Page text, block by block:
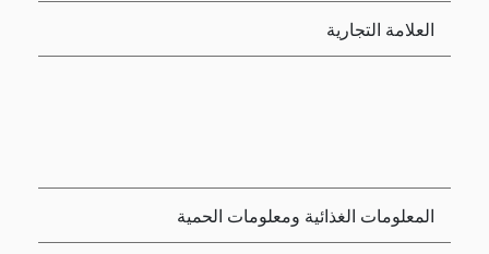
العلامة التجارية
المعلومات الغذائية ومعلومات الحمية